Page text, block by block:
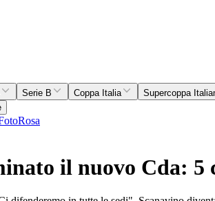
Serie B Coppa Italia Supercoppa
Rosa
il nuovo Cda: